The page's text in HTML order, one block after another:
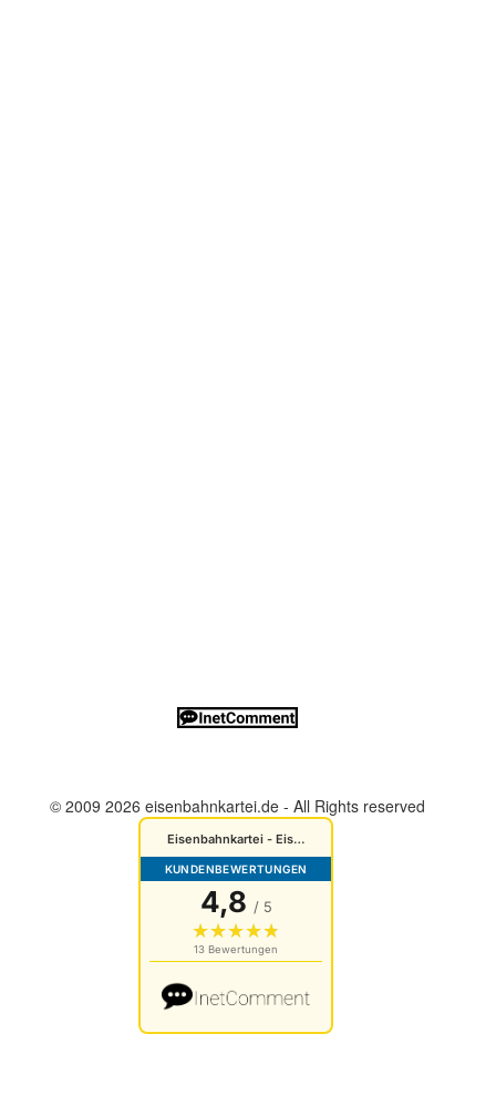
© 2009 2026 eisenbahnkartei.de - All Rights reserved